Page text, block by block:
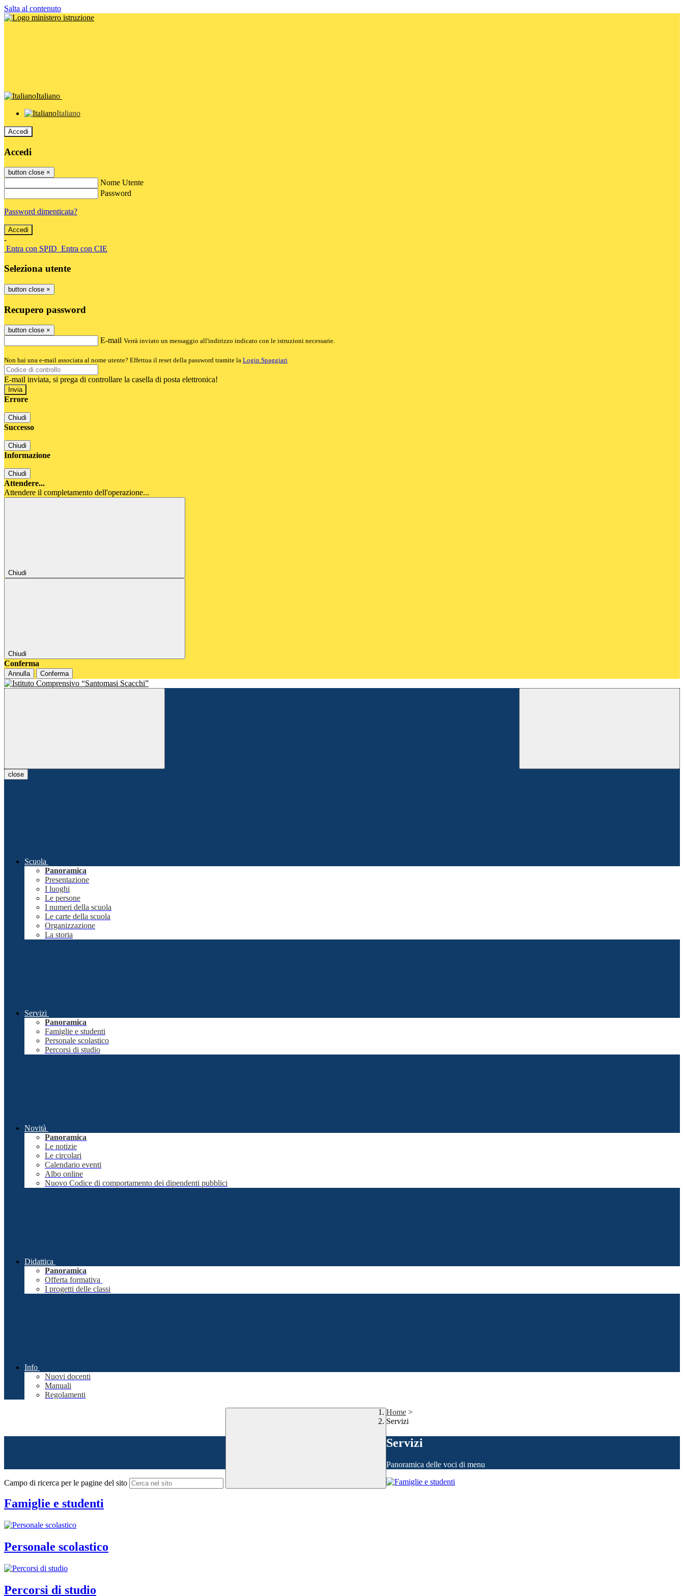
Salta al contenuto
Italiano
Italiano
Accedi
Accedi
button close ×
Nome Utente
Password
Password dimenticata?
-
Entra con SPID Entra con CIE
Seleziona utente
button close ×
Recupero password
button close ×
E-mail Verrà inviato un messaggio all'indirizzo indicato con le istruzioni necessarie.
Non hai una e-mail associata al nome utente? Effettua il reset della password tramite la Login Spaggiari
E-mail inviata, si prega di controllare la casella di posta elettronica!
Errore
Chiudi
Successo
Chiudi
Informazione
Chiudi
Attendere...
Attendere il completamento dell'operazione...
Chiudi
Chiudi
Conferma
Annulla Conferma
close
Scuola
Panoramica
Presentazione
I luoghi
Le persone
I numeri della scuola
Le carte della scuola
Organizzazione
La storia
Servizi
Panoramica
Famiglie e studenti
Personale scolastico
Percorsi di studio
Novità
Panoramica
Le notizie
Le circolari
Calendario eventi
Albo online
Nuovo Codice di comportamento dei dipendenti pubblici
Didattica
Panoramica
Offerta formativa
I progetti delle classi
Info
Nuovi docenti
Manuali
Regolamenti
Campo di ricerca per le pagine del sito
Home >
Servizi
Servizi
Panoramica delle voci di menu
Famiglie e studenti
Personale scolastico
Percorsi di studio